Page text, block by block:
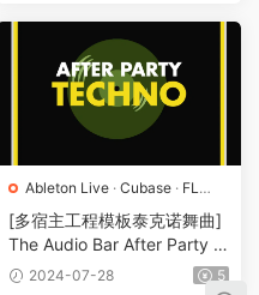
Ableton Live · Cubase · FL
Studio·Logic Pro MIDI ·
Other-p·Studio One·Techno
·Vocals· 工程 ·素材· 采样· 预
置
[多宿主工程模板泰克诺舞曲]
The Audio Bar After Party T
echno（59Mb）
2024-07-28 5